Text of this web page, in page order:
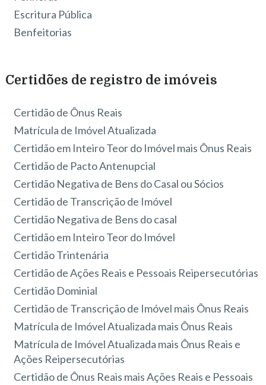
Escritura Pública
Benfeitorias
Certidões de registro de imóveis
Certidão de Ônus Reais
Matrícula de Imóvel Atualizada
Certidão em Inteiro Teor do Imóvel mais Ônus Reais
Certidão de Pacto Antenupcial
Certidão Negativa de Bens do Casal ou Sócios
Certidão de Transcrição de Imóvel
Certidão Negativa de Bens do casal
Certidão em Inteiro Teor do Imóvel
Certidão Trintenária
Certidão de Ações Reais e Pessoais Reipersecutórias
Certidão Dominial
Certidão de Transcrição de Imóvel mais Ônus Reais
Matrícula de Imóvel Atualizada mais Ônus Reais
Matrícula de Imóvel Atualizada mais Ônus Reais e
Ações Reipersecutórias
Certidão de Ônus Reais mais Ações Reais e Pessoais